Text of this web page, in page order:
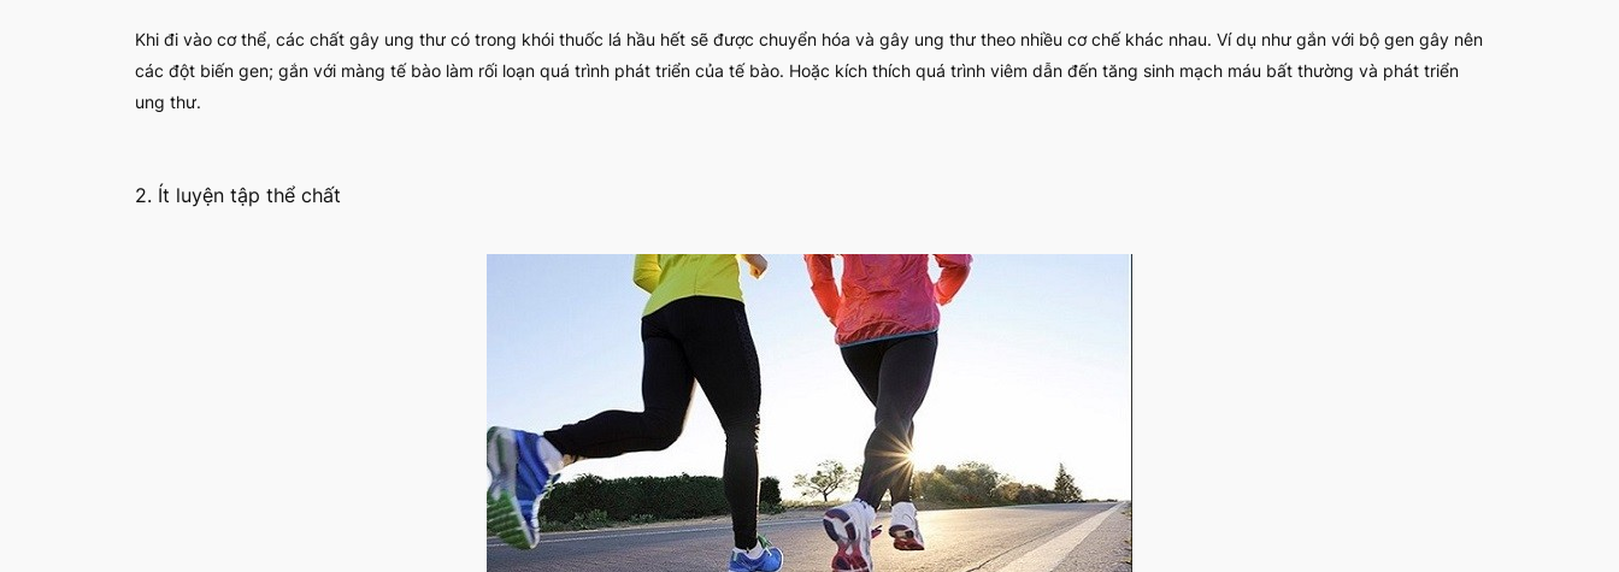
Khi đi vào cơ thể, các chất gây ung thư có trong khói thuốc lá hầu hết sẽ được chuyển hóa và gây ung thư theo nhiều cơ chế khác nhau. Ví dụ như gắn với bộ gen gây nên
các đột biến gen; gắn với màng tế bào làm rối loạn quá trình phát triển của tế bào. Hoặc kích thích quá trình viêm dẫn đến tăng sinh mạch máu bất thường và phát triển
ung thư.
2. Ít luyện tập thể chất